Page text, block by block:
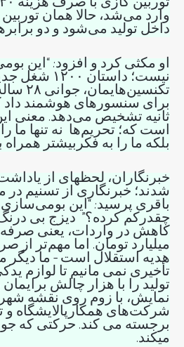
داخل تولید می‌شود و دو
او مکثی کرد و افزود: “این
نیست؛ داستان
ثانیه تشخیص می‌دهد. معنی
است که؛ تحریم‌ها نه تنها ما را
بلکه ما را به فکربیشتر
خبرنگاران، لحظهای از
شدند؛ خبرنگاری از تسنیم
باقری پرسید: “این بومی‌سازی
میلیارد تومان. اما مهم‌تر از
هدیه استقلال است – ما
تأخیری نمی مانیم تا لوازم
تولید را با هزار چالش
نمایش، با زوم روی نقشه
شرکت‌های همکارپالایشگاه و
برجسته می‌ کند. حرکتی که جو
میکند.